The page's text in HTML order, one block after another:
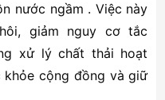
nước ngầm . Việc này
giảm nguy cơ tắc
xử lý chất thải hoạt
khỏe cộng đồng và giữ